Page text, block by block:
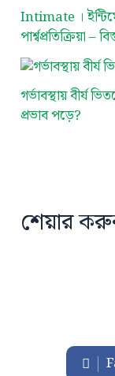
Intimate ।
পার্শ্বপ্রতিক্রিয়া –
গর্ভাবস্থায় বীর্য
প্রভাব পড়ে?
শেয়ার